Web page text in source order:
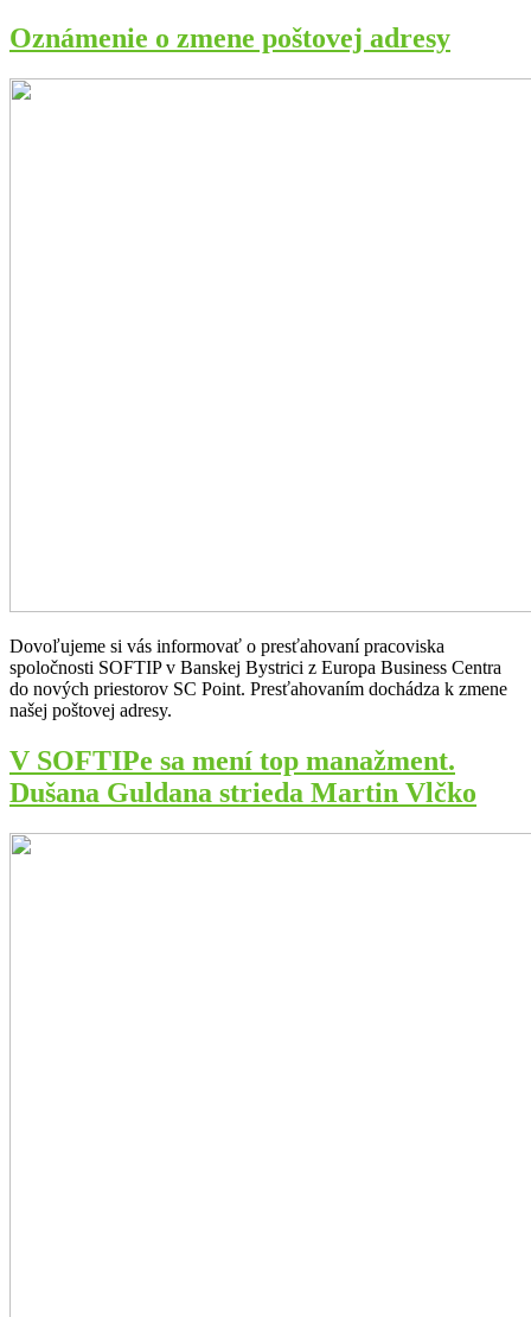
Oznámenie o zmene poštovej adresy
Dovoľujeme si vás informovať o presťahovaní pracoviska
spoločnosti SOFTIP v Banskej Bystrici z Europa Business Centra
do nových priestorov SC Point. Presťahovaním dochádza k zmene
našej poštovej adresy.
V SOFTIPe sa mení top manažment.
Dušana Guldana strieda Martin Vlčko